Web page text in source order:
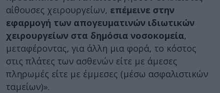
αίθουσες χειρουργείων, επέμεινε στην
εφαρμογή των απογευματινών ιδιωτικών
χειρουργείων στα δημόσια νοσοκομεία,
μεταφέροντας, για άλλη μια φορά, το κόστος
στις πλάτες των ασθενών είτε με άμεσες
πληρωμές είτε με έμμεσες (μέσω ασφαλιστικών
ταμείων)».